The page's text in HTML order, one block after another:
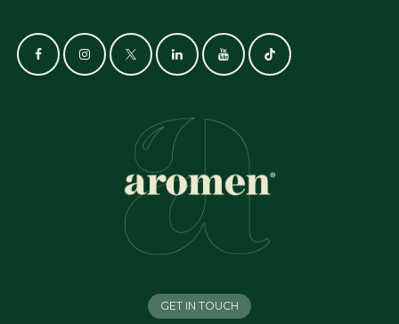
GET IN TOUCH